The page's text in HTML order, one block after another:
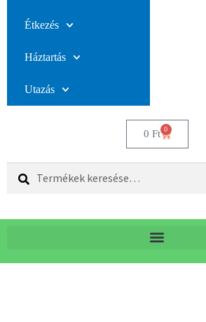
Étkezés
Háztartás
Utazás
0 Ft 0
Keresés